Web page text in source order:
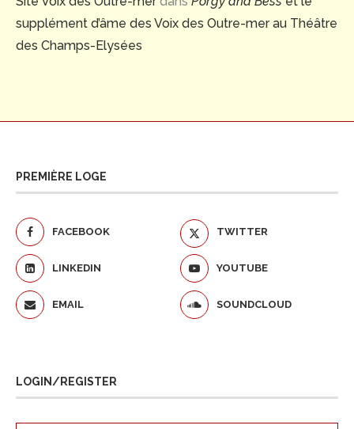
supplément d’âme des Voix des Outre-mer au Théâtre
des Champs-Elysées
PREMIÈRE LOGE
FACEBOOK TWITTER
LINKEDIN YOUTUBE
EMAIL SOUNDCLOUD
LOGIN/REGISTER